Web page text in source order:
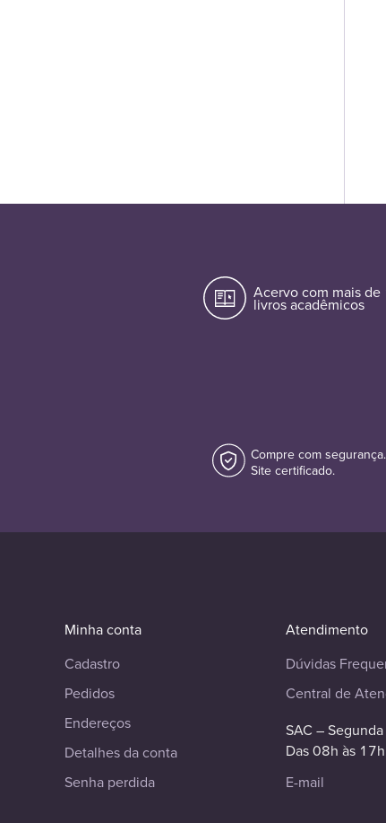
Acervo com mais
livros acadêmicos
Compre com segurança.
Site certificado.
Minha conta
Cadastro
Pedidos
Endereços
Detalhes da conta
Senha perdida
Atendimento
Dúvidas
Central de
SAC –
Das 08h às 17h
E-mail